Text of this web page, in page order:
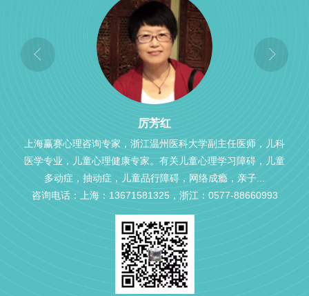
厉芳红
上海赢赛心理咨询专家，浙江温州医科大学副主任医师，儿科
医学专业，儿童心理健康专家。有关儿童心理学习障碍，儿童
多动症，抽动症，儿童品行障碍，网络成瘾，亲子...
咨询电话：上海：13671581325，浙江：0577-88660993